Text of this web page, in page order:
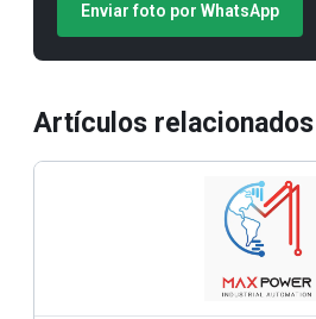
Enviar foto por WhatsApp
Artículos relacionados